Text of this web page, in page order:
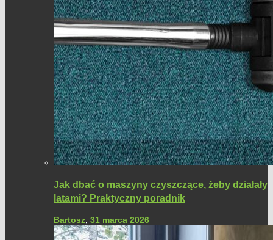
Jak dbać o maszyny czyszczące, żeby działały
latami? Praktyczny poradnik
Bartosz, 31 marca 2026